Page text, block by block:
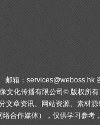
邮箱： services@weboss.hk
文化传播有限公司© 版权所有
文章资讯、网站资源、素材
络合作媒体），仅供学习参